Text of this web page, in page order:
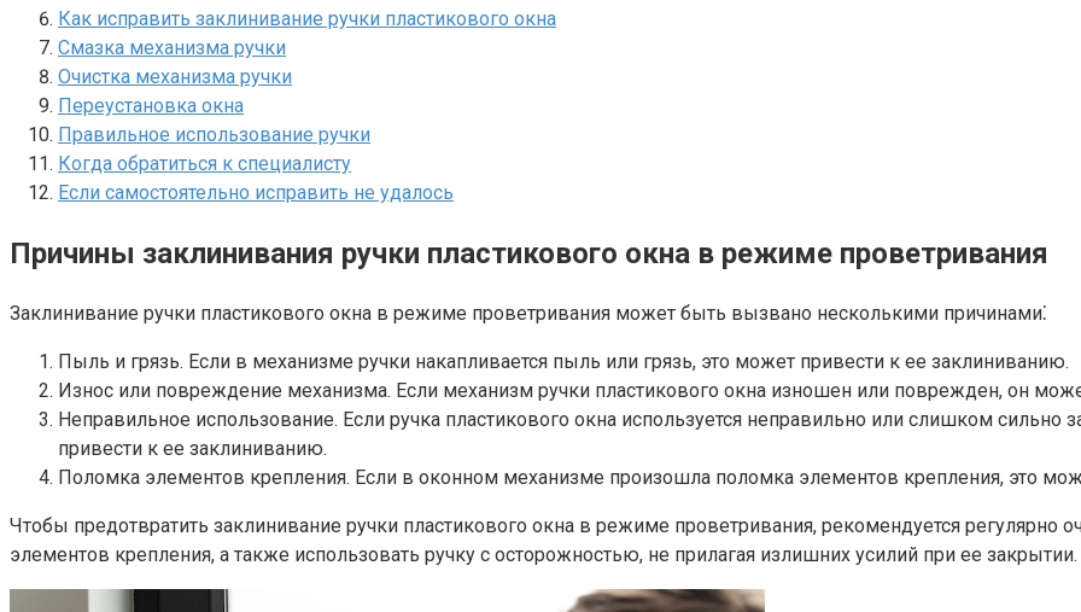
Как исправить заклинивание ручки пластикового окна
Смазка механизма ручки
Очистка механизма ручки
Переустановка окна
Правильное использование ручки
Когда обратиться к специалисту
Если самостоятельно исправить не удалось
Причины заклинивания ручки пластикового окна в режиме проветривания
Заклинивание ручки пластикового окна в режиме проветривания может быть вызвано несколькими причинами⁚
Пыль и грязь.​ Если в механизме ручки накапливается пыль или грязь, это может привести к ее заклиниванию.​
Износ или повреждение механизма.​ Если механизм ручки пластикового окна изношен или поврежден, он
Неправильное использование. Если ручка пластикового окна используется неправильно или слишком
привести к ее заклиниванию.
Поломка элементов крепления. Если в оконном механизме произошла поломка элементов крепления, это
Чтобы предотвратить заклинивание ручки пластикового окна в режиме проветривания, рекомендуется регулярно
элементов крепления, а также использовать ручку с осторожностью, не прилагая излишних усилий при ее закрытии.​